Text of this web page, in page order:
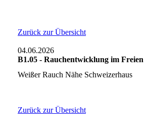
Zurück zur Übersicht
04.06.2026
B1.05 - Rauchentwicklung im Freien
Weißer Rauch Nähe Schweizerhaus
Zurück zur Übersicht